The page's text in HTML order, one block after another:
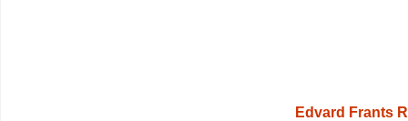
Edvard Frants